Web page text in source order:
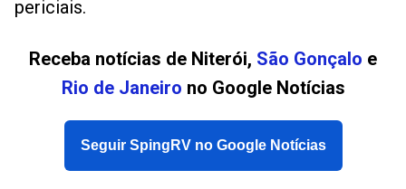
periciais.
Receba notícias de Niterói, São Gonçalo e
Rio de Janeiro no Google Notícias
Seguir SpingRV no Google Notícias